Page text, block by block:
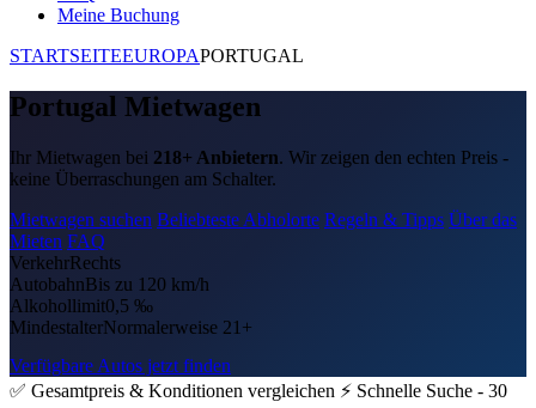
Meine Buchung
STARTSEITEEUROPAPORTUGAL
Portugal Mietwagen
Ihr Mietwagen bei 218+ Anbietern. Wir zeigen den echten Preis -
keine Überraschungen am Schalter.
Mietwagen suchen Beliebteste Abholorte Regeln & Tipps Über das
Mieten FAQ
VerkehrRechts
AutobahnBis zu 120 km/h
Alkohollimit0,5 ‰
MindestalterNormalerweise 21+
Verfügbare Autos jetzt finden
✅ Gesamtpreis & Konditionen vergleichen ⚡ Schnelle Suche - 30